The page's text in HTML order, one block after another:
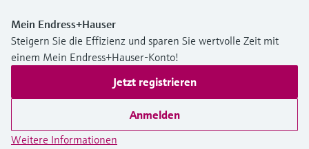
Mein Endress+Hauser
Steigern Sie die Effizienz und sparen Sie wertvolle Zeit mit
einem Mein Endress+Hauser-Konto!
Jetzt registrieren
Anmelden
Weitere Informationen